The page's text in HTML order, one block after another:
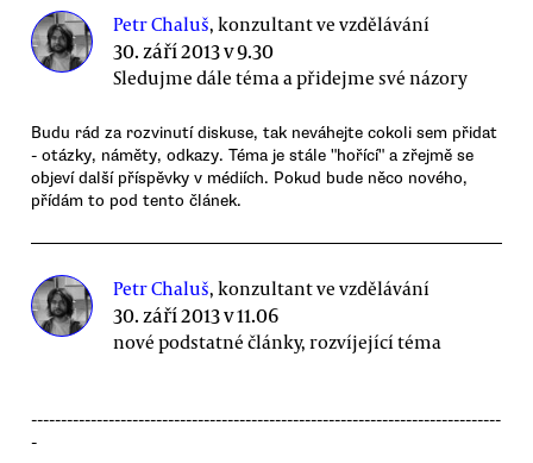
Petr Chaluš, konzultant ve vzdělávání
30. září 2013 v 9.30
Sledujme dále téma a přidejme své názory
Budu rád za rozvinutí diskuse, tak neváhejte cokoli sem přidat
- otázky, náměty, odkazy. Téma je stále "hořící" a zřejmě se
objeví další příspěvky v médiích. Pokud bude něco nového,
přídám to pod tento článek.
Petr Chaluš, konzultant ve vzdělávání
30. září 2013 v 11.06
nové podstatné články, rozvíjející téma
-------------------------------------------------------------------------------
-